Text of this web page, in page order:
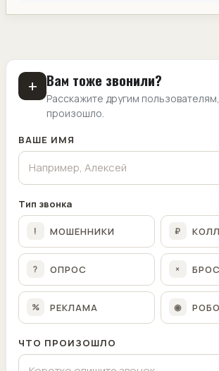
+ Вам тоже звонили?
Расскажите другим
произошло.
ВАШЕ ИМЯ
Тип звонка
! МОШЕННИКИ ₽
? ОПРОС ×
% РЕКЛАМА ◉
ЧТО ПРОИЗОШЛО